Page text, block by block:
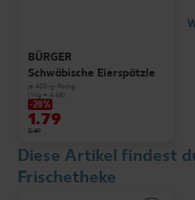
BÜRGER
Schwäbische Eierspätzle
je 400-g-Packg.
(1 kg = 4.48)
-28%
1.79
2.49
Diese Artikel findest
Frischetheke